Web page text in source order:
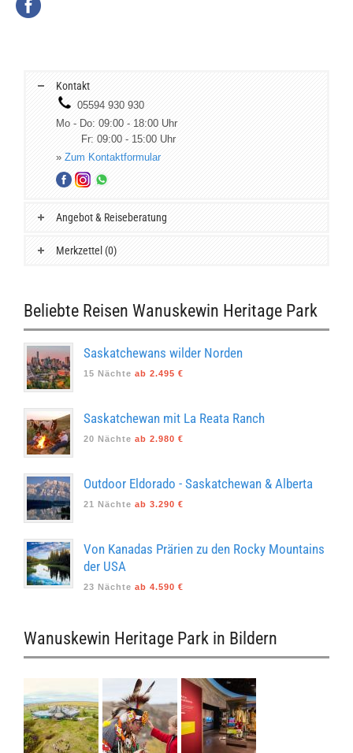
Kontakt
05594 930 930
Mo - Do: 09:00 - 18:00 Uhr
Fr: 09:00 - 15:00 Uhr
» Zum Kontaktformular
Angebot & Reiseberatung
Merkzettel (0)
Beliebte Reisen Wanuskewin Heritage Park
Saskatchewans wilder Norden
15 Nächte ab 2.495 €
Saskatchewan mit La Reata Ranch
20 Nächte ab 2.980 €
Outdoor Eldorado - Saskatchewan & Alberta
21 Nächte ab 3.290 €
Von Kanadas Prärien zu den Rocky Mountains
der USA
23 Nächte ab 4.590 €
Wanuskewin Heritage Park in Bildern